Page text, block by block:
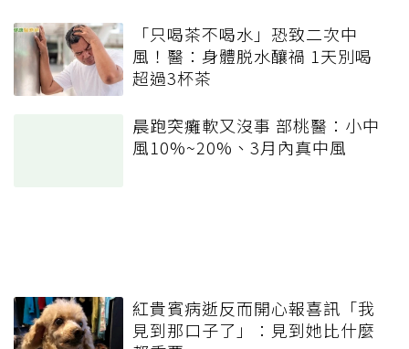
「只喝茶不喝水」恐致二次中
風！醫：身體脱水釀禍 1天別喝
超過3杯茶
晨跑突癱軟又沒事 部桃醫：小中
風10%~20%、3月內真中風
紅貴賓病逝反而開心報喜訊「我
見到那口子了」：見到她比什麼